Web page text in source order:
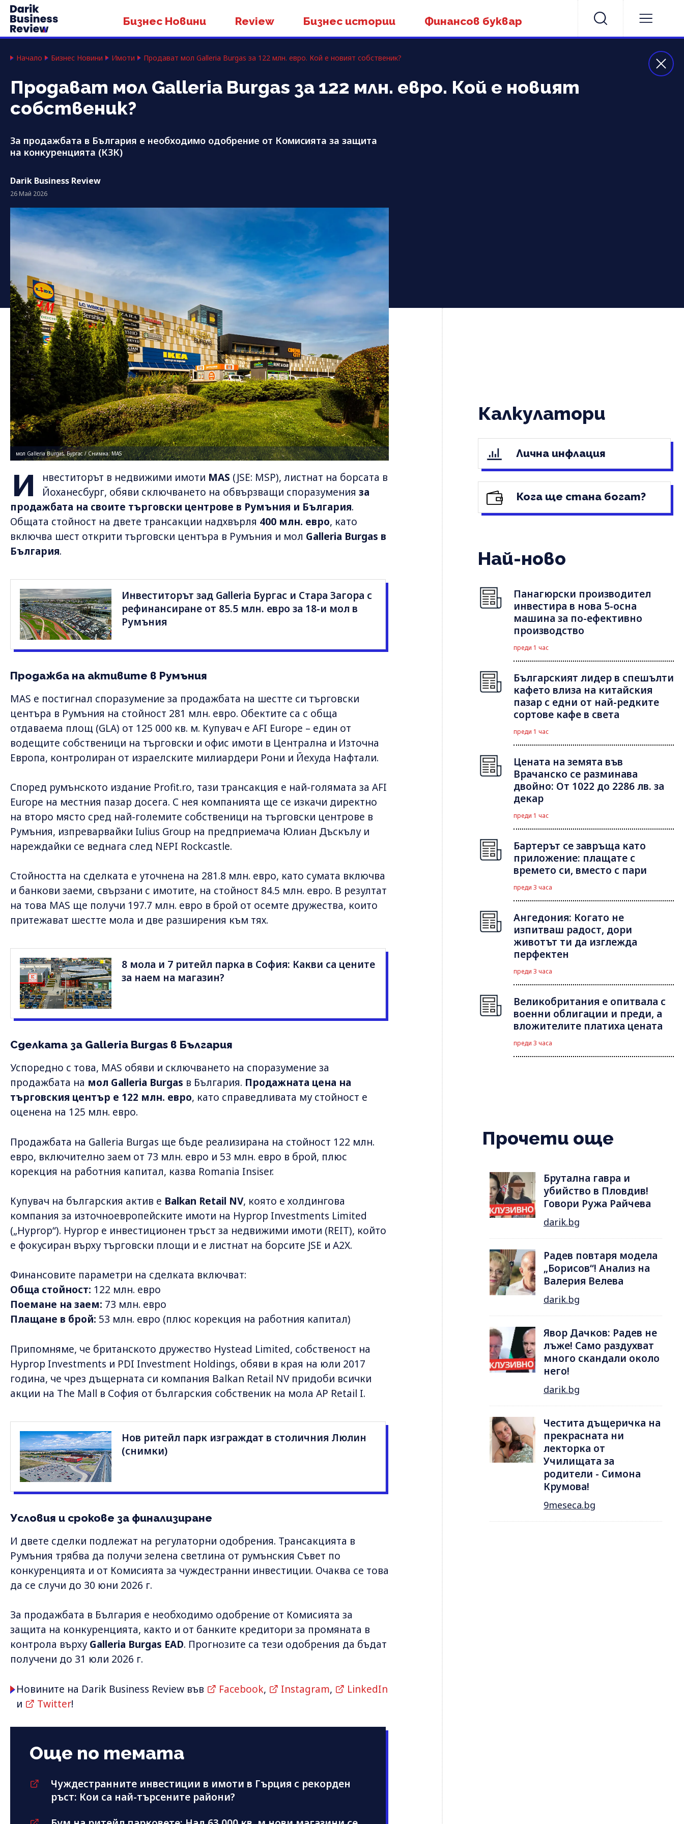
Бизнес Новини Review Бизнес истории Финансов буквар
Начало Бизнес Новини Имоти Продават мол Galleria Burgas за 122 млн. евро. Кой е новият собственик?
Продават мол Galleria Burgas за 122 млн. евро. Кой е новият
собственик?
За продажбата в България е необходимо одобрение от Комисията за защита
на конкуренцията (КЗК)
Darik Business Review
26 Май 2026
мол Galleria Burgas, Бургас / Снимка: MAS
И нвеститорът в недвижими имоти MAS (JSE: MSP), листнат на борсата в
Йоханесбург, обяви сключването на обвързващи споразумения за
продажбата на своите търговски центрове в Румъния и България.
Общата стойност на двете трансакции надхвърля 400 млн. евро, като
включва шест открити търговски центъра в Румъния и мол Galleria Burgas в
България.
Инвеститорът зад Galleria Бургас и Стара Загора с
рефинансиране от 85.5 млн. евро за 18-и мол в
Румъния
Продажба на активите в Румъния
MAS е постигнал споразумение за продажбата на шестте си търговски
центъра в Румъния на стойност 281 млн. евро. Обектите са с обща
отдаваема площ (GLA) от 125 000 кв. м. Купувач е AFI Europe – един от
водещите собственици на търговски и офис имоти в Централна и Източна
Европа, контролиран от израелските милиардери Рони и Йехуда Нафтали.
Според румънското издание Profit.ro, тази трансакция е най-голямата за AFI
Europe на местния пазар досега. С нея компанията ще се изкачи директно
на второ място сред най-големите собственици на търговски центрове в
Румъния, изпреварвайки Iulius Group на предприемача Юлиан Дъскълу и
нареждайки се веднага след NEPI Rockcastle.
Стойността на сделката е уточнена на 281.8 млн. евро, като сумата включва
и банкови заеми, свързани с имотите, на стойност 84.5 млн. евро. В резултат
на това MAS ще получи 197.7 млн. евро в брой от осемте дружества, които
притежават шестте мола и две разширения към тях.
8 мола и 7 ритейл парка в София: Какви са цените
за наем на магазин?
Сделката за Galleria Burgas в България
Успоредно с това, MAS обяви и сключването на споразумение за
продажбата на мол Galleria Burgas в България. Продажната цена на
търговския център е 122 млн. евро, като справедливата му стойност е
оценена на 125 млн. евро.
Продажбата на Galleria Burgas ще бъде реализирана на стойност 122 млн.
евро, включително заем от 73 млн. евро и 53 млн. евро в брой, плюс
корекция на работния капитал, казва Romania Insiser.
Купувач на българския актив е Balkan Retail NV, която е холдингова
компания за източноевропейските имоти на Hyprop Investments Limited
(„Hyprop“). Hyprop е инвестиционен тръст за недвижими имоти (REIT), който
е фокусиран върху търговски площи и е листнат на борсите JSE и A2X.
Финансовите параметри на сделката включват:
Обща стойност: 122 млн. евро
Поемане на заем: 73 млн. евро
Плащане в брой: 53 млн. евро (плюс корекция на работния капитал)
Припомняме, че британското дружество Hystead Limited, собственост на
Hyprop Investments и PDI Investment Holdings, обяви в края на юли 2017
година, че чрез дъщерната си компания Balkan Retail NV придоби всички
акции на The Mall в София от българския собственик на мола AP Retail I.
Нов ритейл парк изграждат в столичния Люлин
(снимки)
Условия и срокове за финализиране
И двете сделки подлежат на регулаторни одобрения. Трансакцията в
Румъния трябва да получи зелена светлина от румънския Съвет по
конкуренцията и от Комисията за чуждестранни инвестиции. Очаква се това
да се случи до 30 юни 2026 г.
За продажбата в България е необходимо одобрение от Комисията за
защита на конкуренцията, както и от банките кредитори за промяната в
контрола върхуGalleria Burgas EAD. Прогнозите са тези одобрения да бъдат
получени до 31 юли 2026 г.
Новините на Darik Business Review във Facebook, Instagram,
LinkedIn
и
Twitter!
Още по темата
Чуждестранните инвестиции в имоти в Гърция с рекорден
ръст: Кои са най-търсените райони?
Калкулатори
Лична инфлация
Кога ще стана богат?
Най-ново
Панагюрски производител
инвестира в нова 5-осна
машина за по-ефективно
производство
преди 1 час
Българският лидер в спешълти
кафето влиза на китайския
пазар с едни от най-редките
сортове кафе в света
преди 1 час
Цената на земята във
Врачанско се разминава
двойно: От 1022 до 2286 лв. за
декар
преди 1 час
Бартерът се завръща като
приложение: плащате с
времето си, вместо с пари
преди 3 часа
Ангедония: Когато не
изпитваш радост, дори
животът ти да изглежда
перфектен
преди 3 часа
Великобритания е опитвала с
военни облигации и преди, а
вложителите платиха цената
преди 3 часа
Прочети още
Брутална гавра и
убийство в Пловдив!
Говори Ружа Райчева
darik.bg
Радев повтаря модела
„Борисов“! Анализ на
Валерия Велева
darik.bg
Явор Дачков: Радев не
лъже! Само раздухват
много скандали около
него!
darik.bg
Честита дъщеричка на
прекрасната ни
лекторка от
Училищата за
родители - Симона
Крумова!
9meseca.bg